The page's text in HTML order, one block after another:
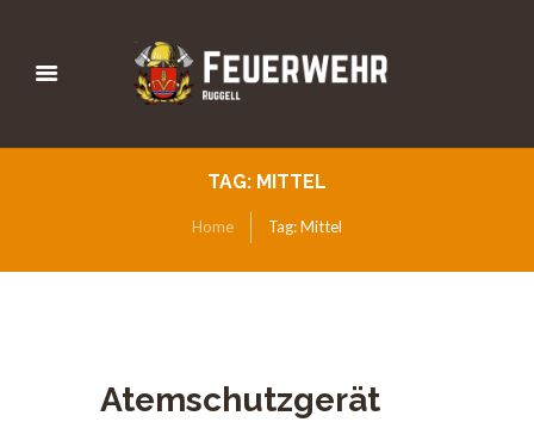
TAG: MITTEL
Home Tag: Mittel
Atemschutzgerät